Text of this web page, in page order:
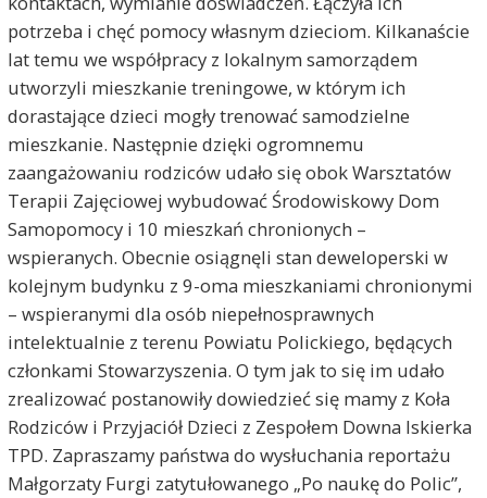
potrzeba i chęć pomocy własnym dzieciom. Kilkanaście
lat temu we współpracy z lokalnym samorządem
utworzyli mieszkanie treningowe, w którym ich
dorastające dzieci mogły trenować samodzielne
mieszkanie. Następnie dzięki ogromnemu
zaangażowaniu rodziców udało się obok Warsztatów
Terapii Zajęciowej wybudować Środowiskowy Dom
Samopomocy i 10 mieszkań chronionych –
wspieranych. Obecnie osiągnęli stan deweloperski w
kolejnym budynku z 9-oma mieszkaniami chronionymi
– wspieranymi dla osób niepełnosprawnych
intelektualnie z terenu Powiatu Polickiego, będących
członkami Stowarzyszenia. O tym jak to się im udało
zrealizować postanowiły dowiedzieć się mamy z Koła
Rodziców i Przyjaciół Dzieci z Zespołem Downa Iskierka
TPD. Zapraszamy państwa do wysłuchania reportażu
Małgorzaty Furgi zatytułowanego „Po naukę do Polic”,